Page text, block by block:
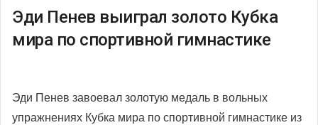
Эди Пенев выиграл золото Кубка
мира по спортивной гимнастике
Эди Пенев завоевал золотую медаль в вольных
упражнениях Кубка мира по спортивной гимнастике из